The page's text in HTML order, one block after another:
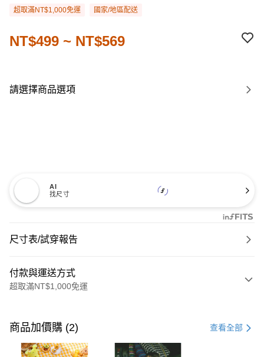
超取滿NT$1,000免運 國家/地區配送
NT$499 ~ NT$569
請選擇商品選項
AI
找尺寸
尺寸表/試穿報告
付款與運送方式
超取滿NT$1,000免運
信用卡一次付款
購物金
商品加價購 (2) 查看全部